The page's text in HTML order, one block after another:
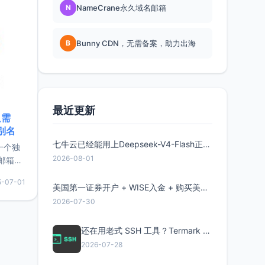
名
个独
箱等
较有
惠的
07-01
N NameCrane永久域名邮箱
B Bunny CDN，无需备案，助力出海
最近更新
七牛云已经能用上Deepseek-V4-Flash正式版了，点此领取300万Token
2026-08-01
美国第一证券开户 + WISE入金 + 购买美股全流程分享
2026-07-30
还在用老式 SSH 工具？Termark 新一代跨平台智能SSH客户端了解一下
2026-07-28